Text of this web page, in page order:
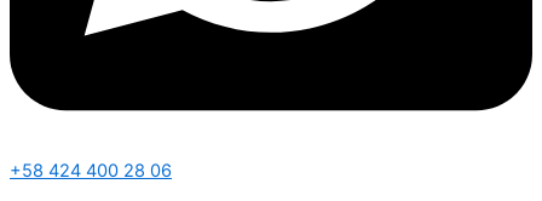
+58 424 400 28 06